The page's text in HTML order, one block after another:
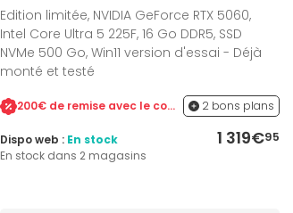
Edition limitée, NVIDIA GeForce RTX 5060,
Intel Core Ultra 5 225F, 16 Go DDR5, SSD
NVMe 500 Go, Win11 version d'essai - Déjà
monté et testé
200€ de remise avec le code ULTRA jusqu'au 31/08 2 bons plans
1 319€95
Dispo web : En stock
En stock dans 2 magasins